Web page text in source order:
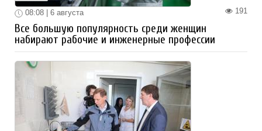
191
08:08 | 6 августа
Все большую популярность среди женщин
набирают рабочие и инженерные профессии